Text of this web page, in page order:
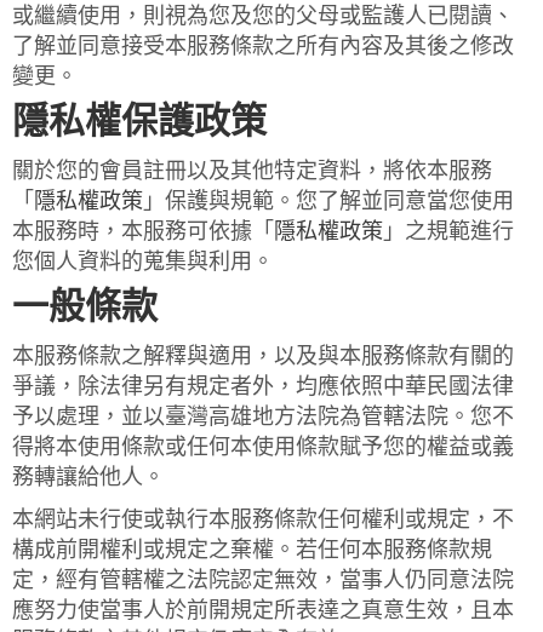
或繼續使用，則視為您及您的父母或監護人已閱讀、
了解並同意接受本服務條款之所有內容及其後之修改
變更。
隱私權保護政策
關於您的會員註冊以及其他特定資料，將依本服務
「隱私權政策 」保護與規範。您了解並同意當您使用
本服務時，本服務可依據「隱私權政策 」之規範進行
您個人資料的蒐集與利用。
一般條款
本服務條款之解釋與適用，以及與本服務條款有關的
爭議，除法律另有規定者外，均應依照中華民國法律
予以處理，並以臺灣高雄地方法院為管轄法院。您不
得將本使用條款或任何本使用條款賦予您的權益或義
務轉讓給他人。
本網站未行使或執行本服務條款任何權利或規定，不
構成前開權利或規定之棄權。若任何本服務條款規
定，經有管轄權之法院認定無效，當事人仍同意法院
應努力使當事人於前開規定所表達之真意生效，且本